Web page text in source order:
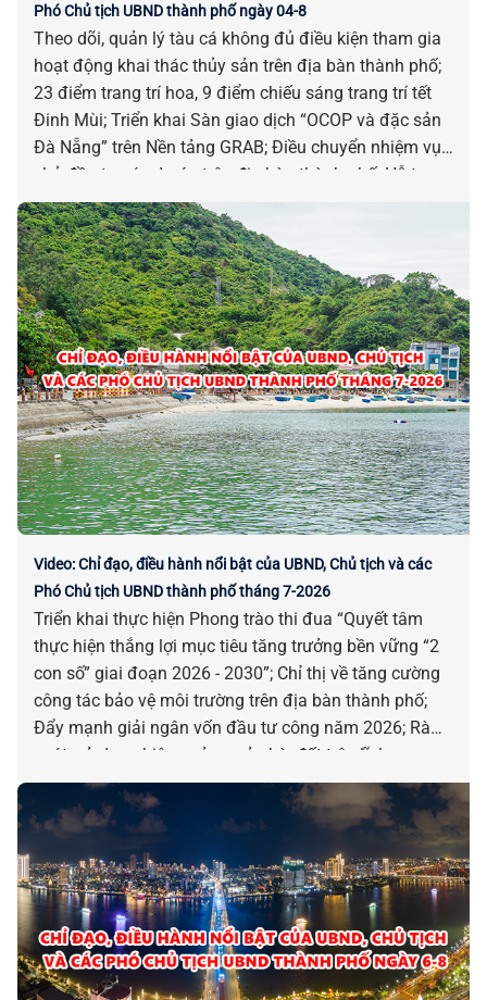
Phó Chủ tịch UBND thành phố ngày 04-8
Theo dõi, quản lý tàu cá không đủ điều kiện tham gia
hoạt động khai thác thủy sản trên địa bàn thành phố;
23 điểm trang trí hoa, 9 điểm chiếu sáng trang trí tết
Đinh Mùi; Triển khai Sàn giao dịch “OCOP và đặc sản
Đà Nẵng” trên Nền tảng GRAB; Điều chuyển nhiệm vụ
chủ đầu tư các dự án trên địa bàn thành phố; Hỗ trợ
xóa nhà tạm, nhà dột nát hiện nay trên địa bàn thành
phố; Chấp thuận chủ trương đầu tư dự án Nhà máy
sản xuất và gia công vật liệu xây dựng, nội thất… là
những chỉ đạo điều hành nổi bật của UBND, Chủ tịch
và các Phó Chủ tịch UBND thành phố ngày 04-8.
Video: Chỉ đạo, điều hành nổi bật của UBND, Chủ tịch và các
Phó Chủ tịch UBND thành phố tháng 7-2026
Triển khai thực hiện Phong trào thi đua “Quyết tâm
thực hiện thắng lợi mục tiêu tăng trưởng bền vững “2
con số” giai đoạn 2026 - 2030”; Chỉ thị về tăng cường
công tác bảo vệ môi trường trên địa bàn thành phố;
Đẩy mạnh giải ngân vốn đầu tư công năm 2026; Rà
soát, sử dụng hiệu quả cơ sở nhà, đất trên lĩnh vực
giáo dục, y tế; Đẩy nhanh tiến độ thi công 06 trường
phổ thông nội trú liên cấp tại các xã biên giới; Duy trì sĩ
số học sinh năm học 2026-2027 tại các trường phổ
thông nội trú thuộc 06 xã biên giới; Triển khai Kết luận
của Tổng Bí thư, Chủ tịch nước Tô Lâm về phát triển
giáo dục và đào tạo; Triển khai Chiến dịch 100 ngày
tạo lập, cập nhật Sổ sức khỏe điện tử trên ứng dụng
VNeID thông qua liên thông dữ liệu khám sức khỏe và